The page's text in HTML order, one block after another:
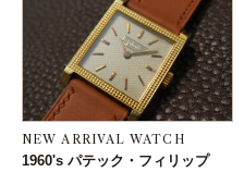
NEW ARRIVAL WATCH
1960's パテック・フィリップ